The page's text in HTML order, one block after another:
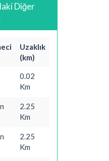
Diğer
Uzaklık
(km)
0.02
Km
2.25
Km
2.25
Km